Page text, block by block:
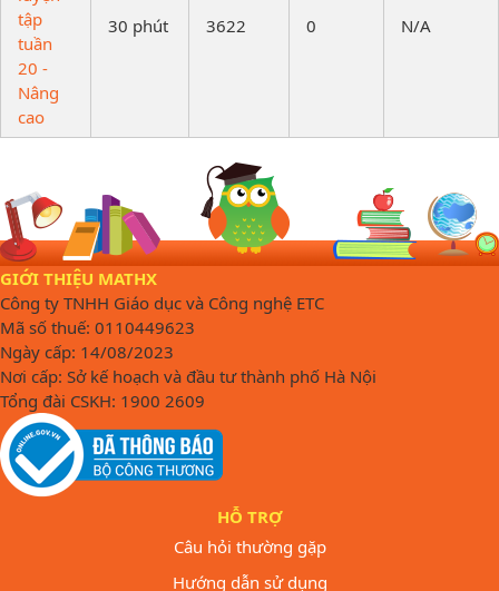
tập
tuần
20 -
Nâng
cao
30 phút 3622 0 N/A
GIỚI THIỆU MATHX
Công ty TNHH Giáo dục và Công nghệ ETC
Mã số thuế: 0110449623
Ngày cấp: 14/08/2023
Nơi cấp: Sở kế hoạch và đầu tư thành phố Hà Nội
Tổng đài CSKH: 1900 2609
HỖ TRỢ
Câu hỏi thường gặp
Hướng dẫn sử dụng